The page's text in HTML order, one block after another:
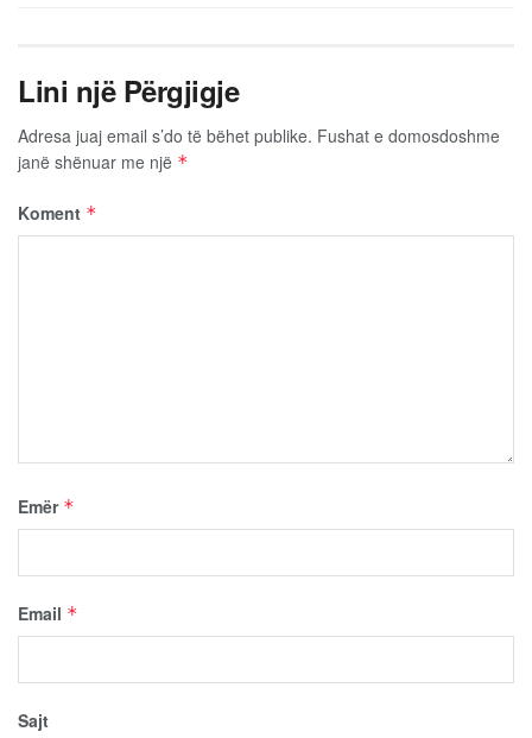
Lini një Përgjigje
Adresa juaj email s’do të bëhet publike. Fushat e domosdoshme
janë shënuar me një *
Koment *
Emër *
Email *
Sajt